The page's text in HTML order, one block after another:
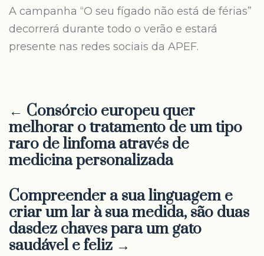
A campanha “O seu fígado não está de férias”
decorrerá durante todo o verão e estará
presente nas redes sociais da APEF.
← Consórcio europeu quer
melhorar o tratamento de um tipo
raro de linfoma através de
medicina personalizada
Compreender a sua linguagem e
criar um lar à sua medida, são duas
dasdez chaves para um gato
saudável e feliz →